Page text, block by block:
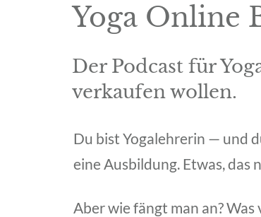
Yoga Online
Der Podcast für
verkaufen wollen.
Du bist Yogalehrerin — und
eine Ausbildung. Etwas,
Aber wie fängt man an?